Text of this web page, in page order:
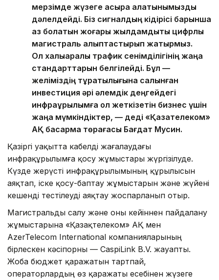
мерзімде жүзеге асыра алатынымызды
дәлелдейді. Біз сигналдың кідірісі барынша
аз болатын жоғары жылдамдықты цифрлық
магистраль қалыптастырып жатырмыз.
Ол халықаралық трафик сенімділігінің жаңа
стандарттарын белгілейді. Бұл —
желіміздің тұрақтылығына салынған
инвестиция әрі әлемдік деңгейдегі
инфрақұрылымға қол жеткізетін бизнес үшін
жаңа мүмкіндіктер, — деді «Қазақтелеком»
АҚ басқарма төрағасы Бағдат Мусин.
Қазіргі уақытта кабелді жағалаудағы
инфрақұрылымға қосу жұмыстары жүргізілуде.
Күзде жерүсті инфрақұрылымының құрылысын
аяқтап, іске қосу-баптау жұмыстарын және жүйені
кешенді тестілеуді аяқтау жоспарланып отыр.
Магистральды салу және оны кейіннен пайдалану
жұмыстарына «Қазақтелеком» АҚ мен
AzerTelecom International компанияларының
бірлескен кәсіпорны — CaspiLink B.V. жауапты.
Жоба бюджет қаражатын тартпай,
операторлардың өз қаражаты есебінен жүзеге